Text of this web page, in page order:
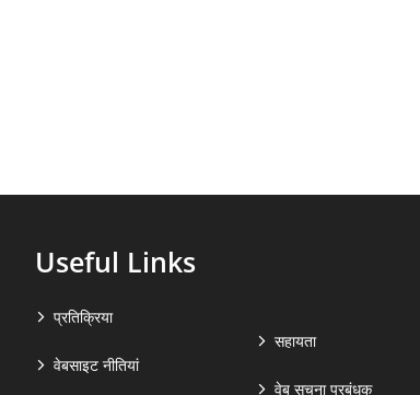
Useful Links
प्रतिक्रिया
वेबसाइट नीतियां
सहायता
वेब सूचना प्रबंधक